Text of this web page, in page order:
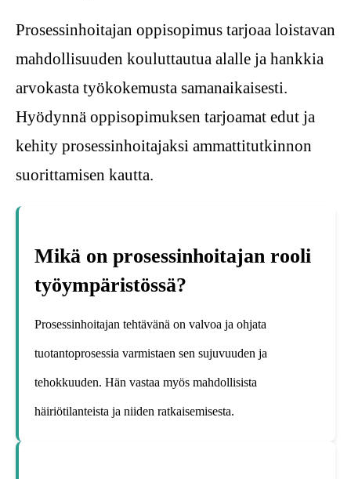
Prosessinhoitajan oppisopimus tarjoaa loistavan
mahdollisuuden kouluttautua alalle ja hankkia
arvokasta työkokemusta samanaikaisesti.
Hyödynnä oppisopimuksen tarjoamat edut ja
kehity prosessinhoitajaksi ammattitutkinnon
suorittamisen kautta.
Mikä on prosessinhoitajan rooli
työympäristössä?
Prosessinhoitajan tehtävänä on valvoa ja ohjata
tuotantoprosessia varmistaen sen sujuvuuden ja
tehokkuuden. Hän vastaa myös mahdollisista
häiriötilanteista ja niiden ratkaisemisesta.